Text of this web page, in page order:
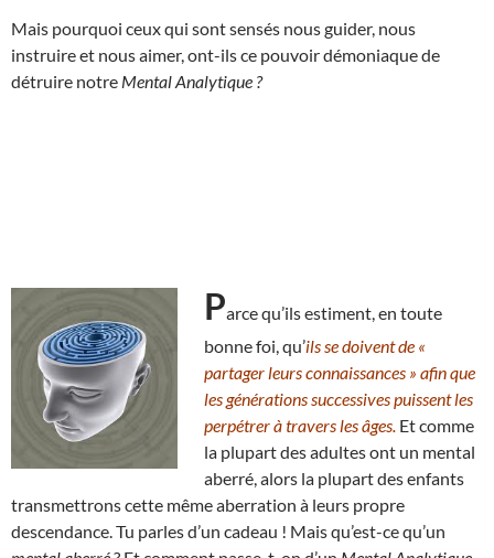
Mais pourquoi ceux qui sont sensés nous guider, nous
instruire et nous aimer, ont-ils ce pouvoir démoniaque de
détruire notre Mental Analytique ?
Parce qu’ils estiment, en toute
bonne foi, qu’ils se doivent de «
partager leurs connaissances » afin que
les générations successives puissent les
perpétrer à travers les âges. Et comme
la plupart des adultes ont un mental
aberré, alors la plupart des enfants
transmettrons cette même aberration à leurs propre
descendance. Tu parles d’un cadeau ! Mais qu’est-ce qu’un